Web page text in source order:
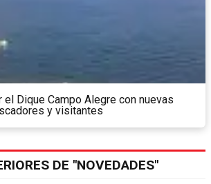
el Dique Campo Alegre con nuevas
y visitantes
DE "NOVEDADES"